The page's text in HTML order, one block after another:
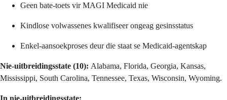
Geen bate-toets vir MAGI Medicaid nie
Kindlose volwassenes kwalifiseer ongeag gesinsstatus
Enkel-aansoekproses deur die staat se Medicaid-agentskap
Nie-uitbreidingsstate (10): Alabama, Florida, Georgia, Kansas,
Mississippi, South Carolina, Tennessee, Texas, Wisconsin, Wyoming.
In nie-uitbreidingsstate: